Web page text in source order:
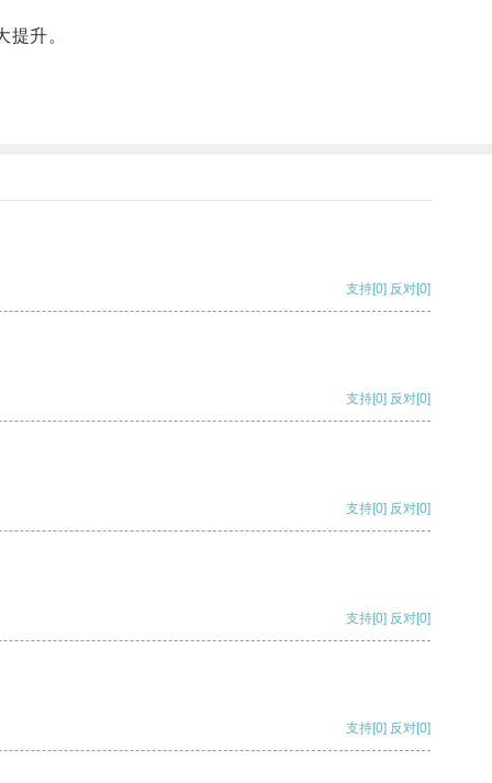
升。
支持[0] 反对[0]
支持[0] 反对[0]
支持[0] 反对[0]
支持[0] 反对[0]
支持[0] 反对[0]